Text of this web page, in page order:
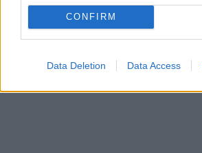
CONFIRM
Data Deletion Data Access